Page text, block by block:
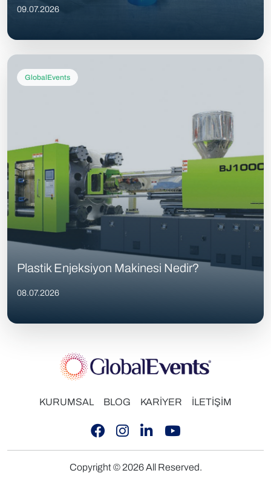
09.07.2026
GlobalEvents
Plastik Enjeksiyon Makinesi Nedir?
08.07.2026
KURUMSAL BLOG KARİYER İLETİŞİM
Copyright © 2026 All Reserved.